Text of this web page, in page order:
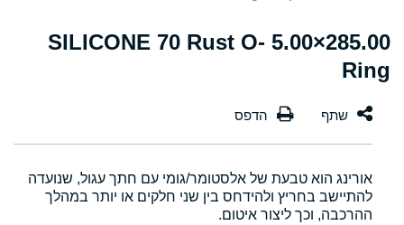
285.00×5.00 SILICONE 70 Rust O-
Ring
אורינג הוא טבעת של אלסטומר/גומי עם חתך עגול, שנועדה
להתיישב בחריץ ולהידחס בין שני חלקים או יותר במהלך
ההרכבה, וכך ליצור איטום.